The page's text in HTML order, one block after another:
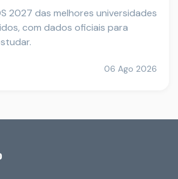
2027 das melhores universidades
com dados oficiais para
06 Ago 2026